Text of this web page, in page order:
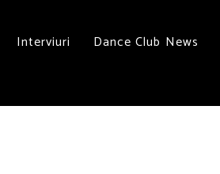
Interviuri Dance Club News